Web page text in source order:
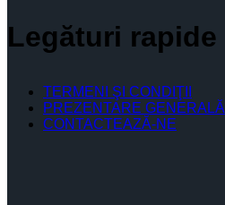
Legături rapide
TERMENI ŞI CONDIŢII
PREZENTARE GENERALĂ
CONTACTEAZĂ-NE